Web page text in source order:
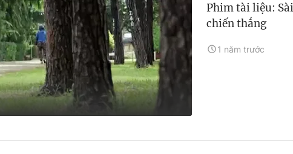
Phim tài liệu:
chiến thắng
1 năm trước